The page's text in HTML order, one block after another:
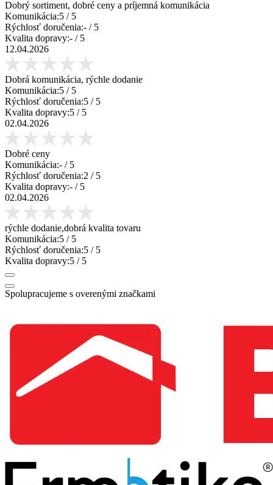
Dobrý sortiment, dobré ceny a príjemná komunikácia
Komunikácia:5 / 5
Rýchlosť doručenia:- / 5
Kvalita dopravy:- / 5
12.04.2026
Dobrá komunikácia, rýchle dodanie
Komunikácia:5 / 5
Rýchlosť doručenia:5 / 5
Kvalita dopravy:5 / 5
02.04.2026
Dobré ceny
Komunikácia:- / 5
Rýchlosť doručenia:2 / 5
Kvalita dopravy:- / 5
02.04.2026
rýchle dodanie,dobrá kvalita tovaru
Komunikácia:5 / 5
Rýchlosť doručenia:5 / 5
Kvalita dopravy:5 / 5
Spolupracujeme s overenými značkami